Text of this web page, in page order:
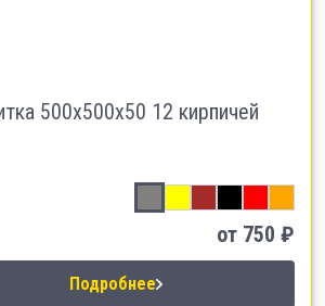
500х500х50 12 кирпичей
от 750 ₽
Подробнее